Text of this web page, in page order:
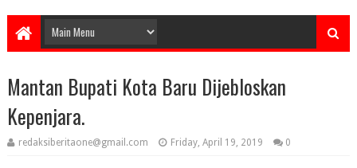
Mantan Bupati Kota Baru Dijebloskan
Kepenjara.
redaksiberitaone@gmail.com Friday, April 19, 2019 0